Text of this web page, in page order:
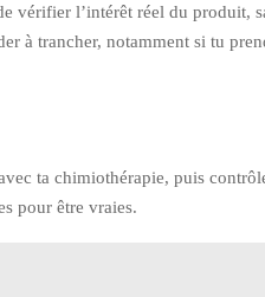
vérifier l’intérêt réel du produit,
à trancher, notamment si tu
ta chimiothérapie, puis
pour être vraies.